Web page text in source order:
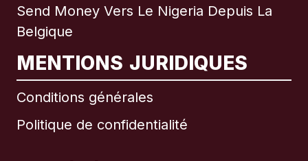
Send Money Vers Le Nigeria Depuis La
Belgique
MENTIONS JURIDIQUES
Conditions générales
Politique de confidentialité